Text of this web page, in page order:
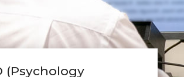
(Psychology